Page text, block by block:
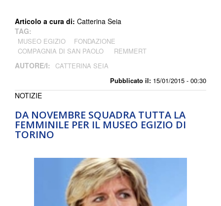
Pubblicato il: 15/01/2015 - 00:30
Articolo a cura di: Catterina Seia
TAG:
MUSEO EGIZIO
FONDAZIONE
COMPAGNIA DI SAN PAOLO
REMMERT
AUTORE/I: CATTERINA SEIA
DA NOVEMBRE SQUADRA TUTTA LA
FEMMINILE PER IL MUSEO EGIZIO DI
TORINO
NOTIZIE